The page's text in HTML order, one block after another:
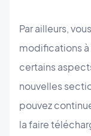
Par ailleurs,
modifications
certains
nouvelles
pouvez
la faire